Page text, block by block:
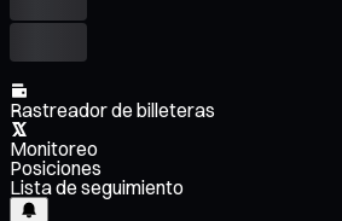
Rastreador de billeteras
Monitoreo
Posiciones
Lista de seguimiento